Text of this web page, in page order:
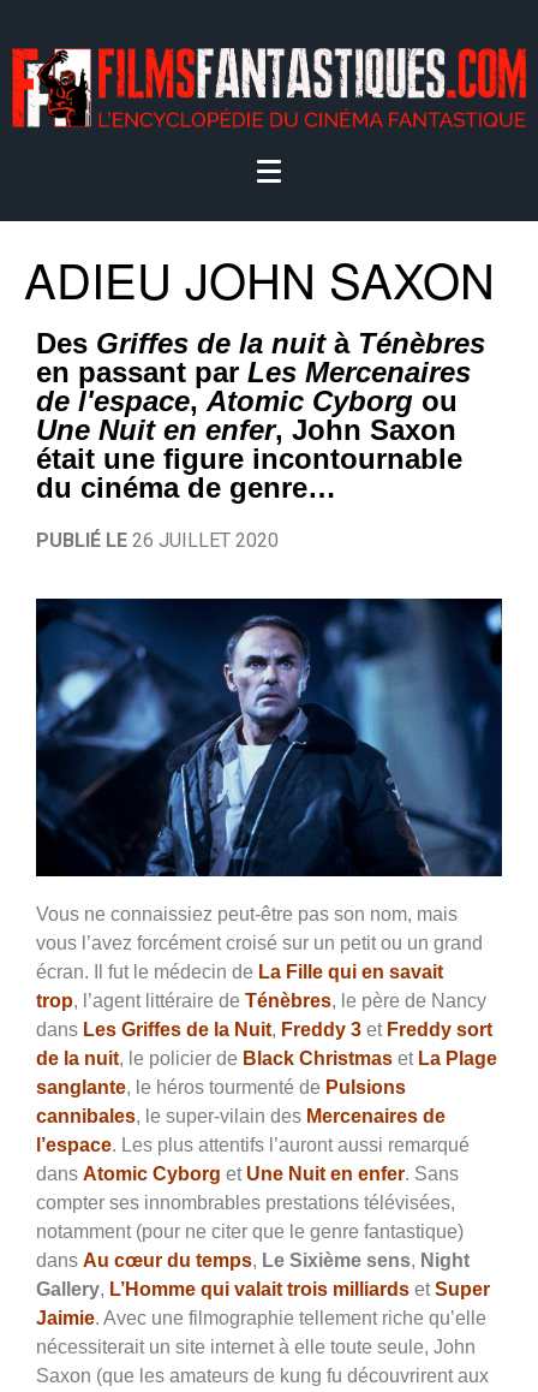
ADIEU JOHN SAXON
Des Griffes de la nuità Ténèbres
en passant par Les Mercenaires
de l'espace, Atomic Cyborg ou
Une Nuit en enfer, John Saxon
était une figure incontournable
du cinéma de genre…
PUBLIÉ LE 26 JUILLET 2020
Vous ne connaissiez peut-être pas son nom, mais
vous l’avez forcément croisé sur un petit ou un grand
écran. Il fut le médecin de La Fille qui en savait
trop, l’agent littéraire de Ténèbres, le père de Nancy
dans Les Griffes de la Nuit, Freddy 3 et Freddy sort
de la nuit, le policier de Black Christmas et La Plage
sanglante, le héros tourmenté de Pulsions
cannibales, le super-vilain des Mercenaires de
l’espace. Les plus attentifs l’auront aussi remarqué
dans Atomic Cyborg et Une Nuit en enfer. Sans
compter ses innombrables prestations télévisées,
notamment (pour ne citer que le genre fantastique)
dans Au cœur du temps, Le Sixième sens, Night
Gallery, L’Homme qui valait trois milliards etSuper
Jaimie. Avec une filmographie tellement riche qu’elle
nécessiterait un site internet à elle toute seule, John
Saxon (que les amateurs de kung fu découvrirent aux